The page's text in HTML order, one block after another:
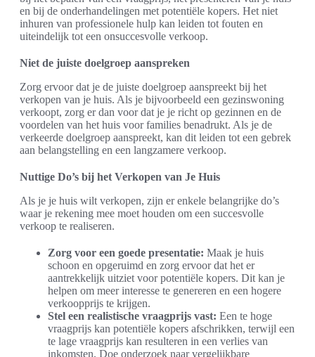
en bij de onderhandelingen met potentiële kopers. Het niet
inhuren van professionele hulp kan leiden tot fouten en
uiteindelijk tot een onsuccesvolle verkoop.
Niet de juiste doelgroep aanspreken
Zorg ervoor dat je de juiste doelgroep aanspreekt bij het
verkopen van je huis. Als je bijvoorbeeld een gezinswoning
verkoopt, zorg er dan voor dat je je richt op gezinnen en de
voordelen van het huis voor families benadrukt. Als je de
verkeerde doelgroep aanspreekt, kan dit leiden tot een gebrek
aan belangstelling en een langzamere verkoop.
Nuttige Do’s bij het Verkopen van Je Huis
Als je je huis wilt verkopen, zijn er enkele belangrijke do’s
waar je rekening mee moet houden om een succesvolle
verkoop te realiseren.
Zorg voor een goede presentatie: Maak je huis
schoon en opgeruimd en zorg ervoor dat het er
aantrekkelijk uitziet voor potentiële kopers. Dit kan je
helpen om meer interesse te genereren en een hogere
verkoopprijs te krijgen.
Stel een realistische vraagprijs vast: Een te hoge
vraagprijs kan potentiële kopers afschrikken, terwijl een
te lage vraagprijs kan resulteren in een verlies van
inkomsten. Doe onderzoek naar vergelijkbare